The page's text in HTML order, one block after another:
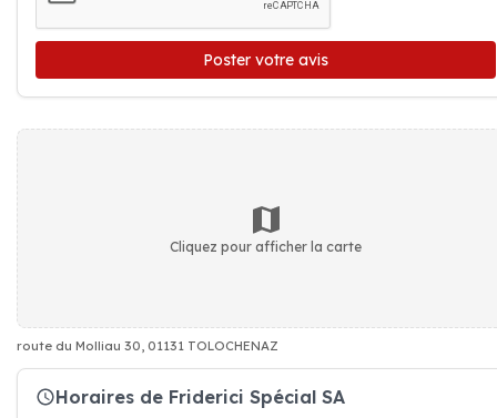
Poster votre avis
Cliquez pour afficher la carte
route du Molliau 30, 01131 TOLOCHENAZ
Horaires de Friderici Spécial SA